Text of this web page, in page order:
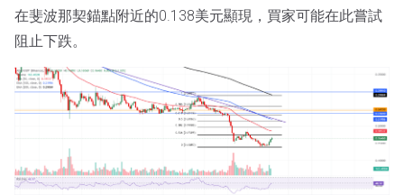
在斐波那契錨點附近的0.138美元顯現，買家可能在此嘗試
阻止下跌。